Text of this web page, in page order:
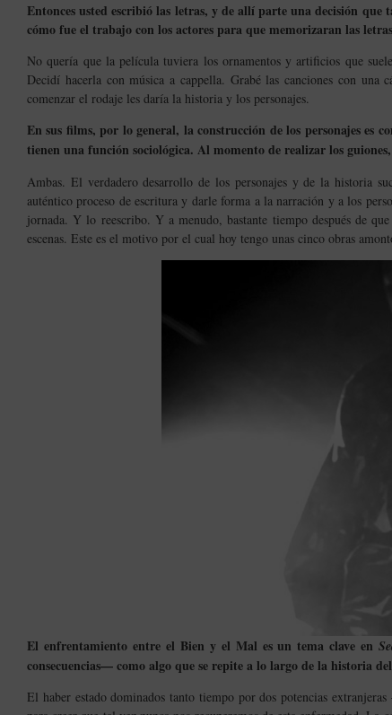
Entonces usted escribió las letras, y de allí parte una decisión que
cómo fue el trabajo con los actores para que memorizaran las
No quería que la película tuviera los ornamentos y artificios que
Decidí hacerla con música a cappella. Grabé las canciones con
comenzar el rodaje les daría la historia y los personajes.
En sus films, por lo general, la construcción de los personajes es
tienen una función sociológica. Al momento de realizar los
Ambas. El verdadero desarrollo de los personajes y de la historia
auténtico proceso de escritura y darle forma a la narración y a los
jornada. Y lo reescribo. Y a menudo, bastante tiempo después de
escenas. Este es el motivo por el cual hoy tengo unas cinco obras
El enfrentamiento entre el Bien y el Mal es un tema clave en
consecuencias— como algo que se repite a lo largo de la historia
El haber estado dominados tanto tiempo por dos potencias